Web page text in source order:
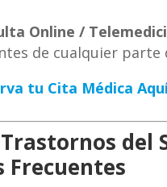
Online /
de cualquier parte
tu Cita Médica
del
Frecuentes